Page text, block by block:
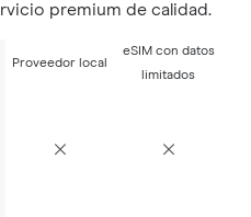
premium de calidad.
Proveedor local
eSIM con datos
limitados